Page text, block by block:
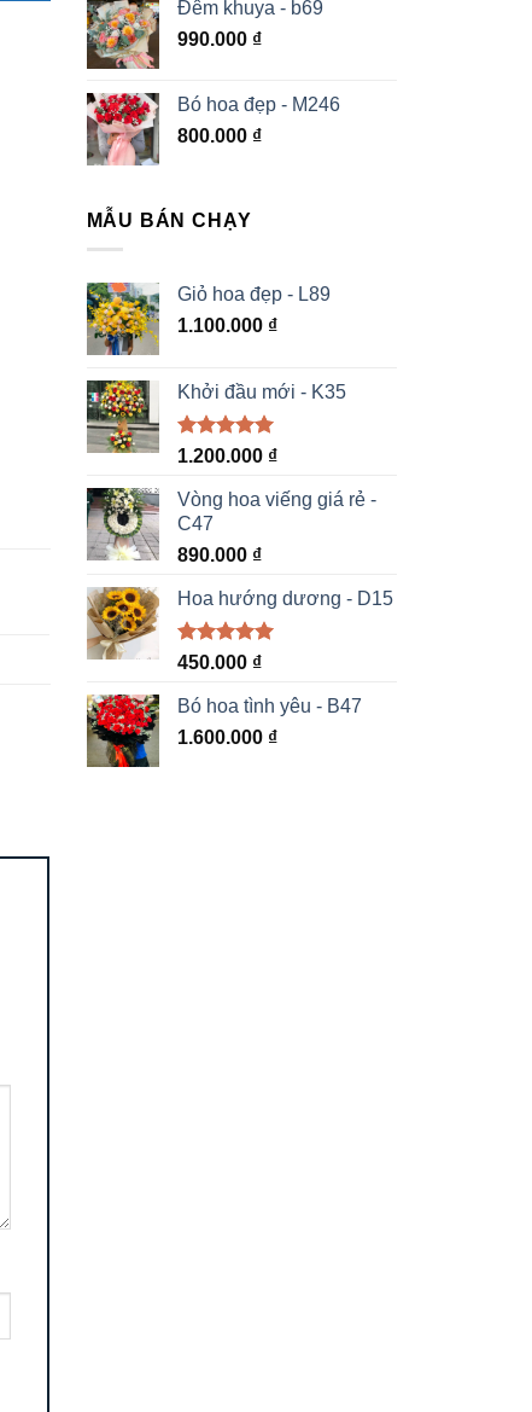
Đêm khuya - b69
990.000 ₫
Bó hoa đẹp - M246
800.000 ₫
MẪU BÁN CHẠY
Giỏ hoa đẹp - L89
1.100.000 ₫
Khởi đầu mới - K35
Được xếp
5 sao
1.200.000 ₫
Vòng hoa viếng giá rẻ -
C47
890.000 ₫
Hoa hướng dương - D15
Được xếp
5 sao
450.000 ₫
Bó hoa tình yêu - B47
1.600.000 ₫